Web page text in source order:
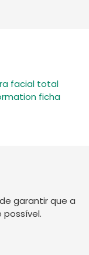
facial total
ficha
garantir que a